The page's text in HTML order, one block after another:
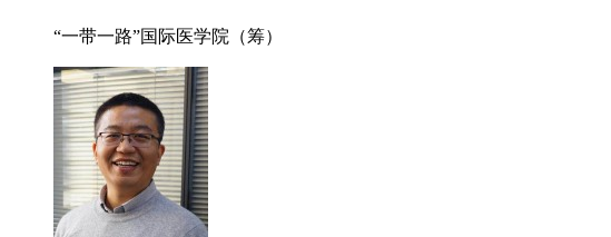
“一带一路”国际医学院（筹）